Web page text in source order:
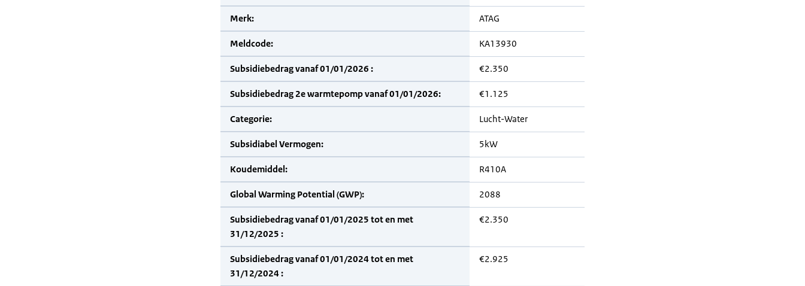
Merk: ATAG
Meldcode: KA13930
Subsidiebedrag vanaf 01/01/2026 : €2.350
Subsidiebedrag 2e warmtepomp vanaf 01/01/2026: €1.125
Categorie: Lucht-Water
Subsidiabel Vermogen: 5kW
Koudemiddel: R410A
Global Warming Potential (GWP): 2088
Subsidiebedrag vanaf 01/01/2025 tot en met
31/12/2025 :
€2.350
Subsidiebedrag vanaf 01/01/2024 tot en met
31/12/2024 :
€2.925